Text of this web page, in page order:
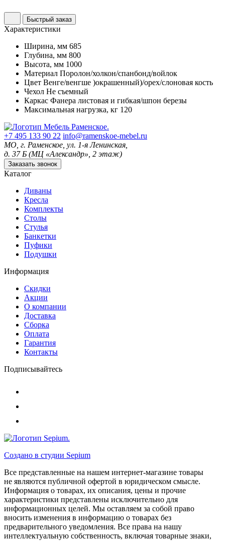
Быстрый заказ
Характеристики
Ширина, мм 685
Глубина, мм 800
Высота, мм 1000
Материал Поролон/холкон/спанбонд/войлок
Цвет Венге/венгше )окрашенный)/орех/слоновая кость
Чехол Не съемный
Каркас Фанера листовая и гибкая/шпон березы
Максимальная нагрузка, кг 120
+7 495 133 90 22 info@ramenskoe-mebel.ru
МО, г. Раменское, ул. 1-я Ленинская,
д. 37 Б (МЦ «Александр», 2 этаж)
Заказать звонок
Каталог
Диваны
Кресла
Комплекты
Столы
Стулья
Банкетки
Пуфики
Подушки
Информация
Скидки
Акции
О компании
Доставка
Сборка
Оплата
Гарантия
Контакты
Подписывайтесь
Создано в студии Sepium
Все представленные на нашем интернет-магазине товары
не являются публичной офертой в юридическом смысле.
Информация о товарах, их описания, цены и прочие
характеристики представлены исключительно для
информационных целей. Мы оставляем за собой право
вносить изменения в информацию о товарах без
предварительного уведомления. Все права на нашу
интеллектуальную собственность, включая товарные знаки,